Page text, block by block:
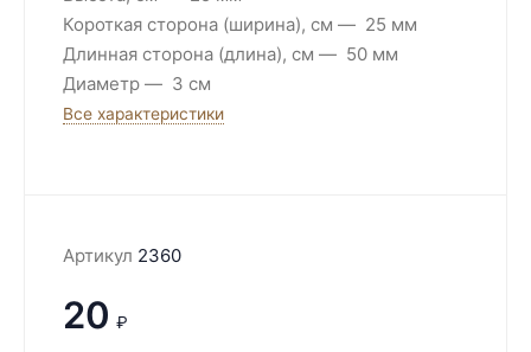
Короткая сторона (ширина), см
25 мм
Длинная сторона (длина), см
50 мм
Диаметр
3 см
Все характеристики
Артикул 2360
20 ₽